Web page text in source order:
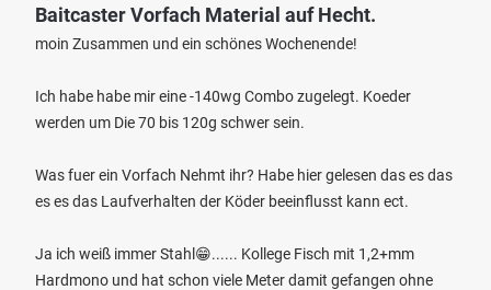
Baitcaster Vorfach Material auf Hecht.
moin Zusammen und ein schönes Wochenende!
Ich habe habe mir eine -140wg Combo zugelegt. Koeder
werden um Die 70 bis 120g schwer sein.
Was fuer ein Vorfach Nehmt ihr? Habe hier gelesen das es das
es es das Laufverhalten der Köder beeinflusst kann ect.
Ja ich weiß immer Stahl😁...... Kollege Fisch mit 1,2+mm
Hardmono und hat schon viele Meter damit gefangen ohne